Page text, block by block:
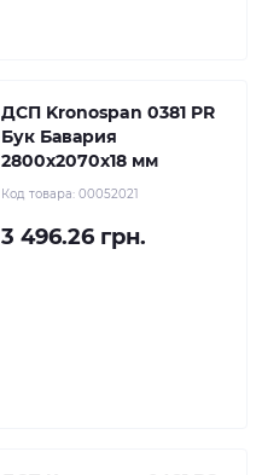
ДСП Kronospan 0381 PR
Бук Бавария
2800x2070x18 мм
Код товара: 00052021
3 496.26 грн.